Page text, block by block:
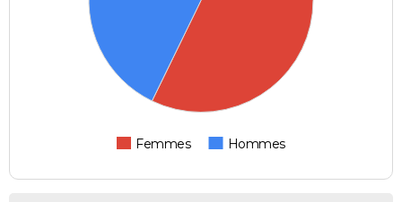
Femmes Hommes